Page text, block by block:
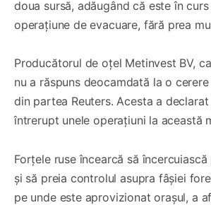
doua sursă, adăugând că este în
operațiune de evacuare, fără prea
Producătorul de oțel Metinvest BV,
nu a răspuns deocamdată la o
din partea Reuters. Acesta a
întrerupt unele operațiuni la această
Forțele ruse încearcă să
și să preia controlul asupra fâșiei
pe unde este aprovizionat orașul, a